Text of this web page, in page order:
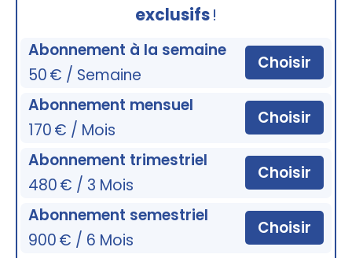
exclusifs!
Abonnement à la semaine
50 € / Semaine
Choisir
Abonnement mensuel
170 € / Mois
Choisir
Abonnement trimestriel
480 € / 3 Mois
Choisir
Abonnement semestriel
900 € / 6 Mois
Choisir